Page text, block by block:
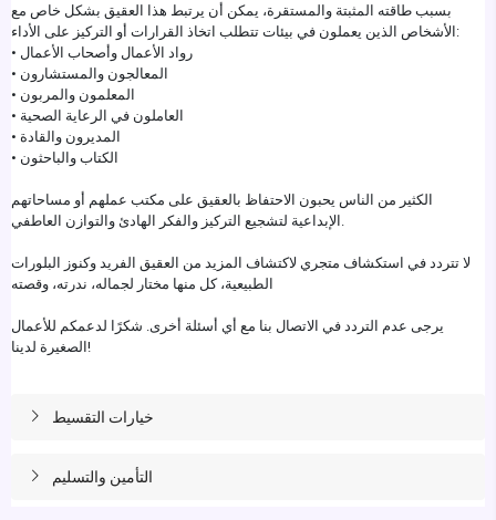
بسبب طاقته المثبتة والمستقرة، يمكن أن يرتبط هذا العقيق بشكل خاص مع
الأشخاص الذين يعملون في بيئات تتطلب اتخاذ القرارات أو التركيز على الأداء:
• رواد الأعمال وأصحاب الأعمال
• المعالجون والمستشارون
• المعلمون والمربون
• العاملون في الرعاية الصحية
• المديرون والقادة
• الكتاب والباحثون
الكثير من الناس يحبون الاحتفاظ بالعقيق على مكتب عملهم أو مساحاتهم
لا تتردد في استكشاف متجري لاكتشاف المزيد من العقيق الفريد وكنوز البلورات
يرجى عدم التردد في الاتصال بنا مع أي أسئلة أخرى. شكرًا لدعمكم للأعمال
الصغيرة لدينا!
خيارات التقسيط
التأمين والتسليم